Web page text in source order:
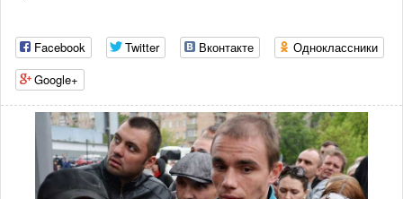
Facebook Twitter Вконтакте
Одноклассники
Google+